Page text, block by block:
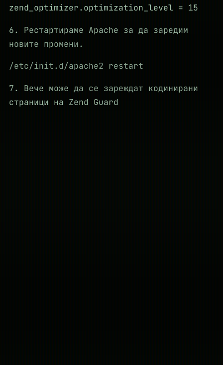
zend_optimizer.optimization_level = 15
6. Рестартираме Apache за да заредим
новите промени.
/etc/init.d/apache2 restart
7. Вече може да се зареждат кодинирани
страници на Zend Guard